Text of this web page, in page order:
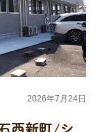
2026年7月 24日